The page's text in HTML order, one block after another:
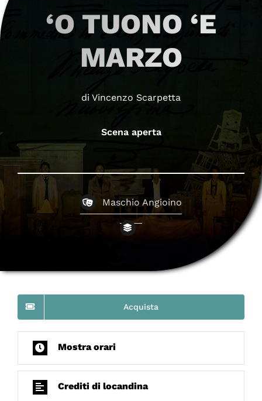
‘O TUONO ‘E
MARZO
di Vincenzo Scarpetta
Scena aperta
Maschio Angioino
Acquista
Mostra orari
Crediti di locandina